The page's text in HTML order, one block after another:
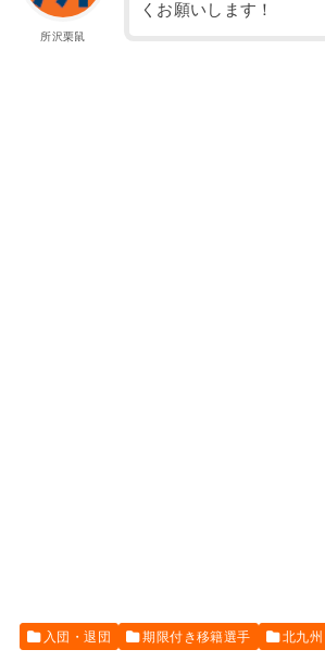
所沢栗鼠
くお願いします！
入団・退団 期限付き移籍選手 北九州